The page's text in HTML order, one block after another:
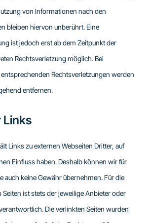
von Informationen nach den
bleiben hiervon unberührt. Eine
ist jedoch erst ab dem Zeitpunkt der
Rechtsverletzung möglich. Bei
Rechtsverletzungen werden
entfernen.
Links
Links zu externen Webseiten Dritter, auf
Einfluss haben. Deshalb können wir für
auch keine Gewähr übernehmen. Für die
Seiten ist stets der jeweilige Anbieter oder
Die verlinkten Seiten wurden